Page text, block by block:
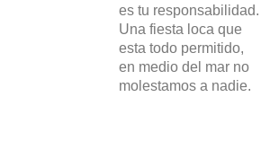
es tu responsabilidad.
Una fiesta loca que
esta todo permitido,
en medio del mar no
molestamos a nadie.